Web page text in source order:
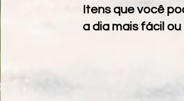
Itens que você
a dia mais fácil